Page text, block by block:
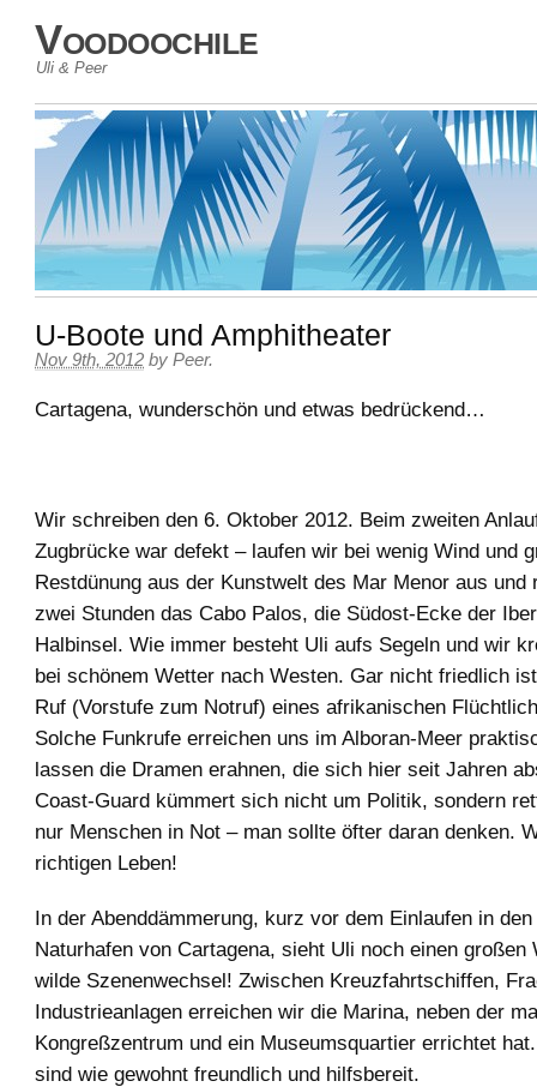
Voodoochile
Uli & Peer
U-Boote und Amphitheater
Nov 9th, 2012 by Peer.
Cartagena, wunderschön und etwas bedrückend…
Wir schreiben den 6. Oktober 2012. Beim zweiten
Zugbrücke war defekt – laufen wir bei wenig Wind und
Restdünung aus der Kunstwelt des Mar Menor aus und
zwei Stunden das Cabo Palos, die Südost-Ecke der
Halbinsel. Wie immer besteht Uli aufs Segeln und wir
bei schönem Wetter nach Westen. Gar nicht friedlich
Ruf (Vorstufe zum Notruf) eines afrikanischen
Solche Funkrufe erreichen uns im Alboran-Meer
lassen die Dramen erahnen, die sich hier seit Jahren
Coast-Guard kümmert sich nicht um Politik, sondern
nur Menschen in Not – man sollte öfter daran denken.
richtigen Leben!
In der Abenddämmerung, kurz vor dem Einlaufen in
Naturhafen von Cartagena, sieht Uli noch einen großen
wilde Szenenwechsel! Zwischen Kreuzfahrtschiffen,
Industrieanlagen erreichen wir die Marina, neben der
Kongreßzentrum und ein Museumsquartier errichtet
sind wie gewohnt freundlich und hilfsbereit.